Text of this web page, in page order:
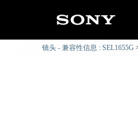
镜头 - 兼容性信息 : SEL1655G